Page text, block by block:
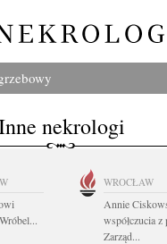
nekrologi
WROCŁAW
Annie
współczucia
Zarząd...